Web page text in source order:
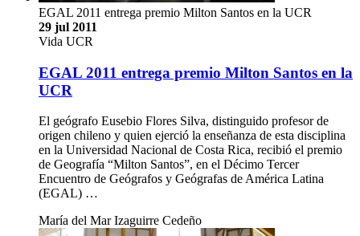
EGAL 2011 entrega premio Milton Santos en la UCR
29 jul 2011
Vida UCR
EGAL 2011 entrega premio Milton Santos en la
UCR
El geógrafo Eusebio Flores Silva, distinguido profesor de
origen chileno y quien ejerció la enseñanza de esta disciplina
en la Universidad Nacional de Costa Rica, recibió el premio
de Geografía “Milton Santos”, en el Décimo Tercer
Encuentro de Geógrafos y Geógrafas de América Latina
(EGAL) …
María del Mar Izaguirre Cedeño